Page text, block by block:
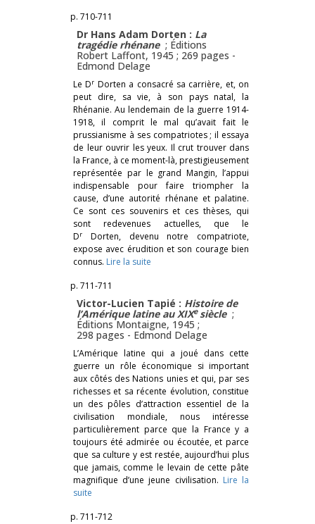
p. 710-711
Dr Hans Adam Dorten : La
tragédie rhénane ; Éditions
Robert Laffont, 1945 ; 269 pages -
Edmond Delage
Le Dr Dorten a consacré sa carrière, et, on
peut dire, sa vie, à son pays natal, la
Rhénanie. Au lendemain de la guerre 1914-
1918, il comprit le mal qu’avait fait le
prussianisme à ses compatriotes ; il essaya
de leur ouvrir les yeux. Il crut trouver dans
la France, à ce moment-là, prestigieusement
représentée par le grand Mangin, l’appui
indispensable pour faire triompher la
cause, d’une autorité rhénane et palatine.
Ce sont ces souvenirs et ces thèses, qui
sont redevenues actuelles, que le
Dr
Dorten, devenu notre compatriote,
expose avec érudition et son courage bien
connus. Lire la suite
p. 711-711
Victor-Lucien Tapié : Histoire de
l’Amérique latine au XIXesiècle ;
Éditions Montaigne, 1945 ;
298 pages - Edmond Delage
L’Amérique latine qui a joué dans cette
guerre un rôle économique si important
aux côtés des Nations unies et qui, par ses
richesses et sa récente évolution, constitue
un des pôles d’attraction essentiel de la
civilisation mondiale, nous intéresse
particulièrement parce que la France y a
toujours été admirée ou écoutée, et parce
que sa culture y est restée, aujourd’hui plus
que jamais, comme le levain de cette pâte
magnifique d’une jeune civilisation. Lire la
suite
p. 711-712